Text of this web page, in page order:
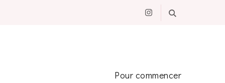
Pour commencer